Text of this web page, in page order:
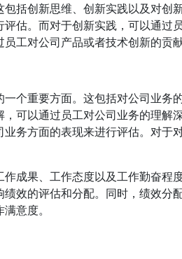
括创新思维、创新实践以及对创
估。而对于创新实践，可以通过
工对公司产品或者技术创新的贡献
个重要方面。这包括对公司业务
可以通过员工对公司业务的理解
务方面的表现来进行评估。对于
成果、工作态度以及工作勤奋程
效的评估和分配。同时，绩效分
意度。